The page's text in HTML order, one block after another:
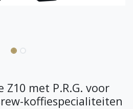
Z10 met P.R.G. voor
koffiespecialiteiten